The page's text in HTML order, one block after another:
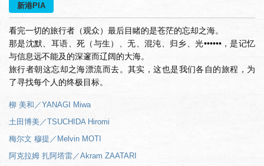
新港PIA
看完一切的旅行者（观众）最后目睹的是苍茫的忘却之海。
那是沈默、耳语、死（与生）、无、混沌、归乡、光••••••，是记忆
与信息远不能及的深邃而辽阔的大海。
旅行者朝这忘却之海漂流而去。其实，这也是我们各自的旅程，为
了寻找每个人的终极目标。
柳 美和／YANAGI Miwa
土田博美／TSUCHIDA Hiromi
梅尔文 穆提／Melvin MOTI
阿克拉姆 扎阿塔雷／Akram ZAATARI